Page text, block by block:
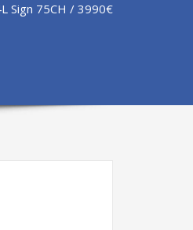
Sign 75CH / 3990€